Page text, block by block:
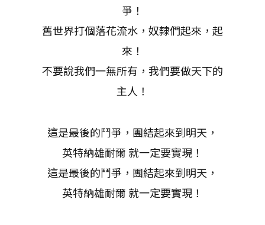
爭！
舊世界打個落花流水，奴隸們起來，起
來！
不要說我們一無所有，我們要做天下的
主人！
這是最後的鬥爭，團結起來到明天，
英特納雄耐爾 就一定要實現！
這是最後的鬥爭，團結起來到明天，
英特納雄耐爾 就一定要實現！